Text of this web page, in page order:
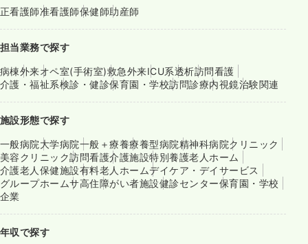
正看護師准看護師保健師助産師
担当業務で探す
病棟外来オペ室(手術室)救急外来ICU系透析訪問看護
介護・福祉系検診・健診保育園・学校訪問診療内視鏡治験関連
施設形態で探す
一般病院大学病院一般＋療養療養型病院精神科病院クリニック
美容クリニック訪問看護介護施設特別養護老人ホーム
介護老人保健施設有料老人ホームデイケア・デイサービス
グループホームサ高住障がい者施設健診センター保育園・学校
企業
年収で探す